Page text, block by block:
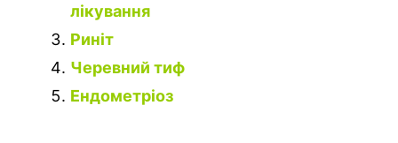
лікування
Риніт
Черевний тиф
Ендометріоз